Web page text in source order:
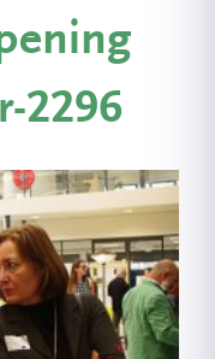
2296